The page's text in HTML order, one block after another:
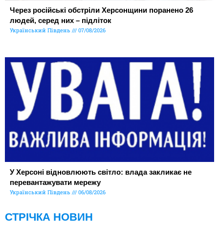
Через російські обстріли Херсонщини поранено 26
людей, серед них – підліток
Український Південь 07/08/2026
У Херсоні відновлюють світло: влада закликає не
перевантажувати мережу
Український Південь 06/08/2026
СТРІЧКА НОВИН